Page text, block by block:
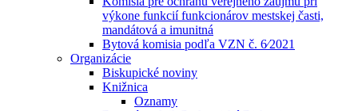
výkone funkcií funkcionárov mestskej časti,
mandátová a imunitná
Bytová komisia podľa VZN č. 6⁄2021
Organizácie
Biskupické noviny
Knižnica
Oznamy